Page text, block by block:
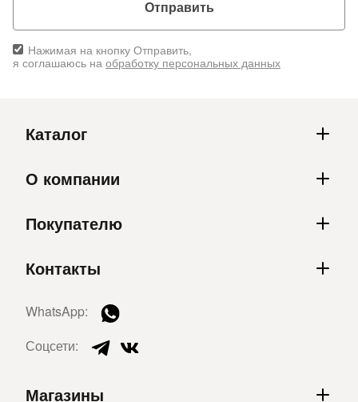
Отправить
Нажимая на кнопку Отправить,
я соглашаюсь на обработку персональных данных
Каталог
О компании
Покупателю
Контакты
WhatsApp:
Соцсети:
Магазины